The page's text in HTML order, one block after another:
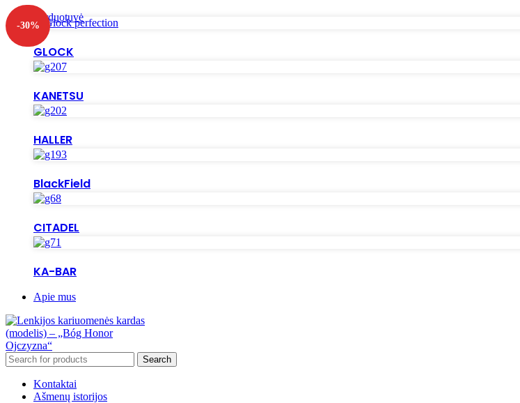
Parduotuvė
GLOCK
KANETSU
HALLER
BlackField
CITADEL
KA-BAR
Apie mus
Search
Kontaktai
Ašmenų istorijos
-30%